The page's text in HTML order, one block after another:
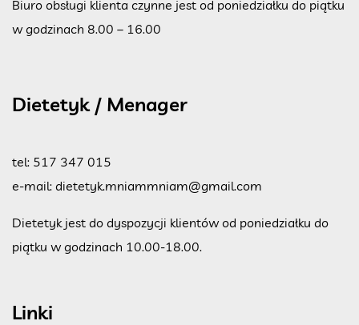
Biuro obsługi klienta czynne jest od poniedziałku do piątku
w godzinach 8.00 – 16.00
Dietetyk / Menager
tel: 517 347 015
e-mail: dietetyk.mniammniam@gmail.com
Dietetyk jest do dyspozycji klientów od poniedziałku do
piątku w godzinach 10.00-18.00.
Linki